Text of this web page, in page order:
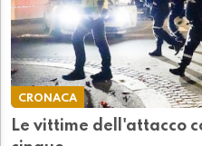
CRONACA
Le vittime dell'attacco